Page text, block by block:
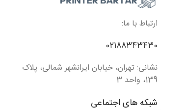
ارتباط با ما:
02188343430
نشانی: تهران، خیابان ایرانشهر شمالی، پلاک
139، واحد 3
شبکه های اجتماعی